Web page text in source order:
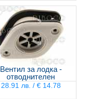
Вентил за лодка -
отводнителен
28.91 лв. / € 14.78